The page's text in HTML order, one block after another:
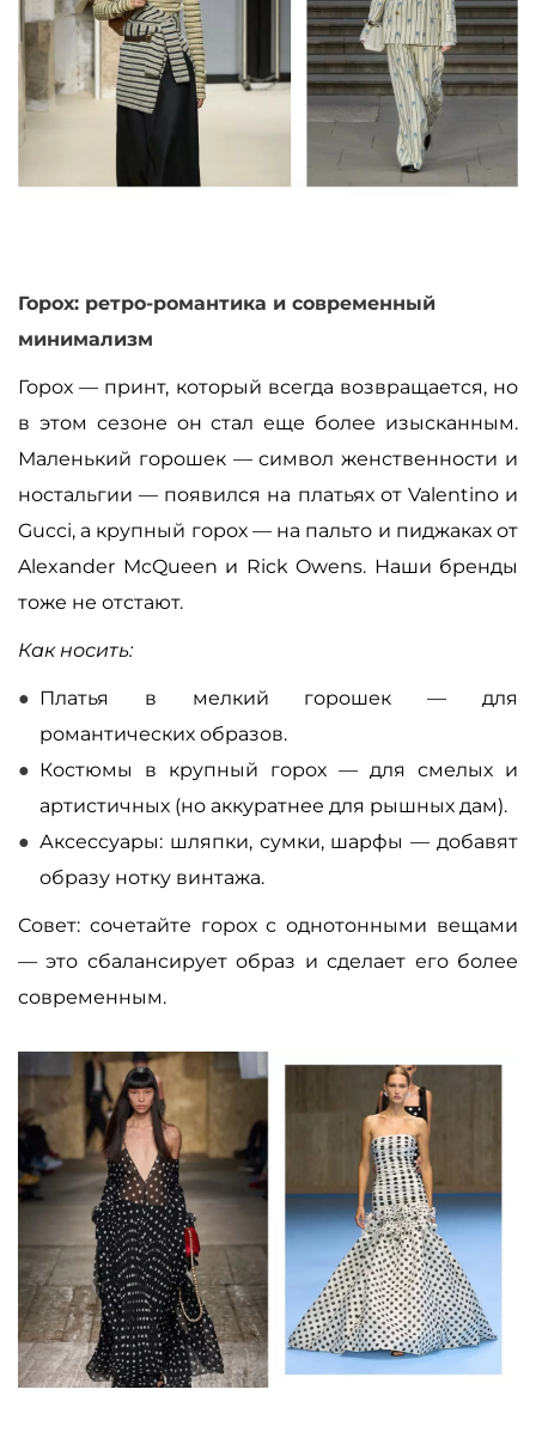
Горох: ретро-романтика и современный
минимализм
Горох — принт, который всегда возвращается, но
в этом сезоне он стал еще более изысканным.
Маленький горошек — символ женственности и
ностальгии — появился на платьях от Valentino и
Gucci, а крупный горох — на пальто и пиджаках от
Alexander McQueen и Rick Owens. Наши бренды
тоже не отстают.
Как носить:
Платья в мелкий горошек — для
романтических образов.
Костюмы в крупный горох — для смелых и
артистичных (но аккуратнее для рышных дам).
Аксессуары: шляпки, сумки, шарфы — добавят
образу нотку винтажа.
Совет: сочетайте горох с однотонными вещами
— это сбалансирует образ и сделает его более
современным.